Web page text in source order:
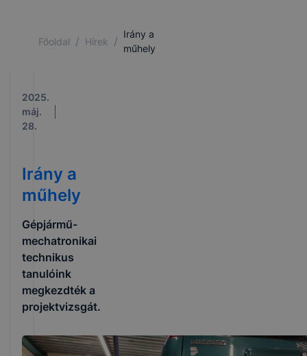
Főoldal / Hírek /
Irány a
műhely
2025.
máj.
28.
Irány a
műhely
Gépjármű-
mechatronikai
technikus
tanulóink
megkezdték a
projektvizsgát.